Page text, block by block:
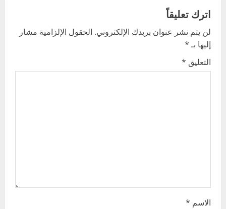
a
v
i
n
اترك تعليقاً
لن يتم نشر عنوان بريدك الإلكتروني. الحقول الإلزامية مشار
إليها بـ*
التعليق *
الاسم *